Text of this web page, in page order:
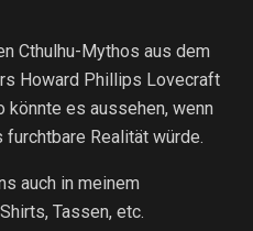
Cthulhu-Mythos aus dem
Howard Phillips Lovecraft
könnte es aussehen, wenn
Realität würde.
auch in meinem
Tassen, etc.